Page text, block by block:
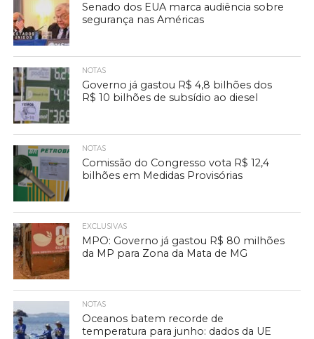
Senado dos EUA marca audiência sobre
segurança nas Américas
NOTAS
Governo já gastou R$ 4,8 bilhões dos
R$ 10 bilhões de subsídio ao diesel
NOTAS
Comissão do Congresso vota R$ 12,4
bilhões em Medidas Provisórias
EXCLUSIVAS
MPO: Governo já gastou R$ 80 milhões
da MP para Zona da Mata de MG
NOTAS
Oceanos batem recorde de
temperatura para junho: dados da UE